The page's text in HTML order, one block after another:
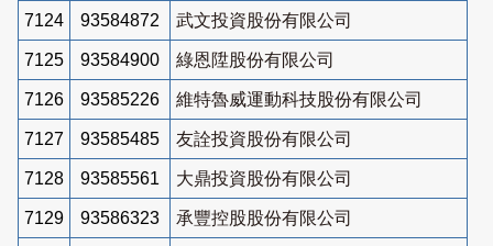
7124 93584872 武文投資股份有限公司
7125 93584900 綠恩陞股份有限公司
7126 93585226 維特魯威運動科技股份有限公司
7127 93585485 友詮投資股份有限公司
7128 93585561 大鼎投資股份有限公司
7129 93586323 承豐控股股份有限公司